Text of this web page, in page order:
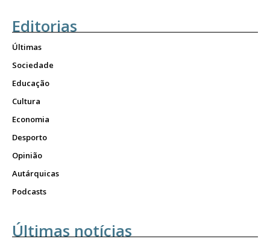
Editorias
Últimas
Sociedade
Educação
Cultura
Economia
Desporto
Opinião
Autárquicas
Podcasts
Últimas notícias